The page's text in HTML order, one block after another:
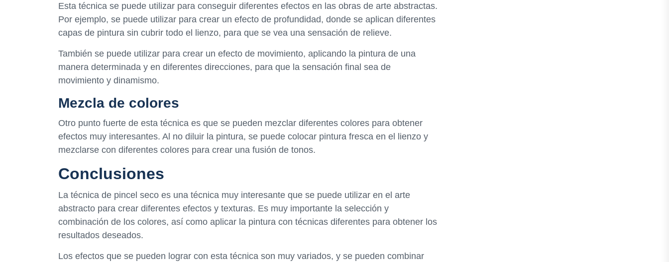
Esta técnica se puede utilizar para conseguir diferentes efectos en las obras de arte abstractas.
Por ejemplo, se puede utilizar para crear un efecto de profundidad, donde se aplican diferentes
capas de pintura sin cubrir todo el lienzo, para que se vea una sensación de relieve.
También se puede utilizar para crear un efecto de movimiento, aplicando la pintura de una
manera determinada y en diferentes direcciones, para que la sensación final sea de
movimiento y dinamismo.
Mezcla de colores
Otro punto fuerte de esta técnica es que se pueden mezclar diferentes colores para obtener
efectos muy interesantes. Al no diluir la pintura, se puede colocar pintura fresca en el lienzo y
mezclarse con diferentes colores para crear una fusión de tonos.
Conclusiones
La técnica de pincel seco es una técnica muy interesante que se puede utilizar en el arte
abstracto para crear diferentes efectos y texturas. Es muy importante la selección y
combinación de los colores, así como aplicar la pintura con técnicas diferentes para obtener los
resultados deseados.
Los efectos que se pueden lograr con esta técnica son muy variados, y se pueden combinar